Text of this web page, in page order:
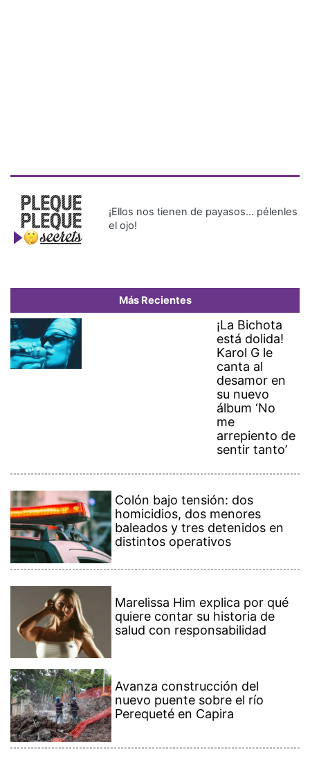
¡Ellos nos tienen de payasos… pélenles
el ojo!
Más Recientes
¡La Bichota
está dolida!
Karol G le
canta al
desamor en
su nuevo
álbum ‘No
me
arrepiento de
sentir tanto’
Colón bajo tensión: dos
homicidios, dos menores
baleados y tres detenidos en
distintos operativos
Marelissa Him explica por qué
quiere contar su historia de
salud con responsabilidad
Avanza construcción del
nuevo puente sobre el río
Perequeté en Capira